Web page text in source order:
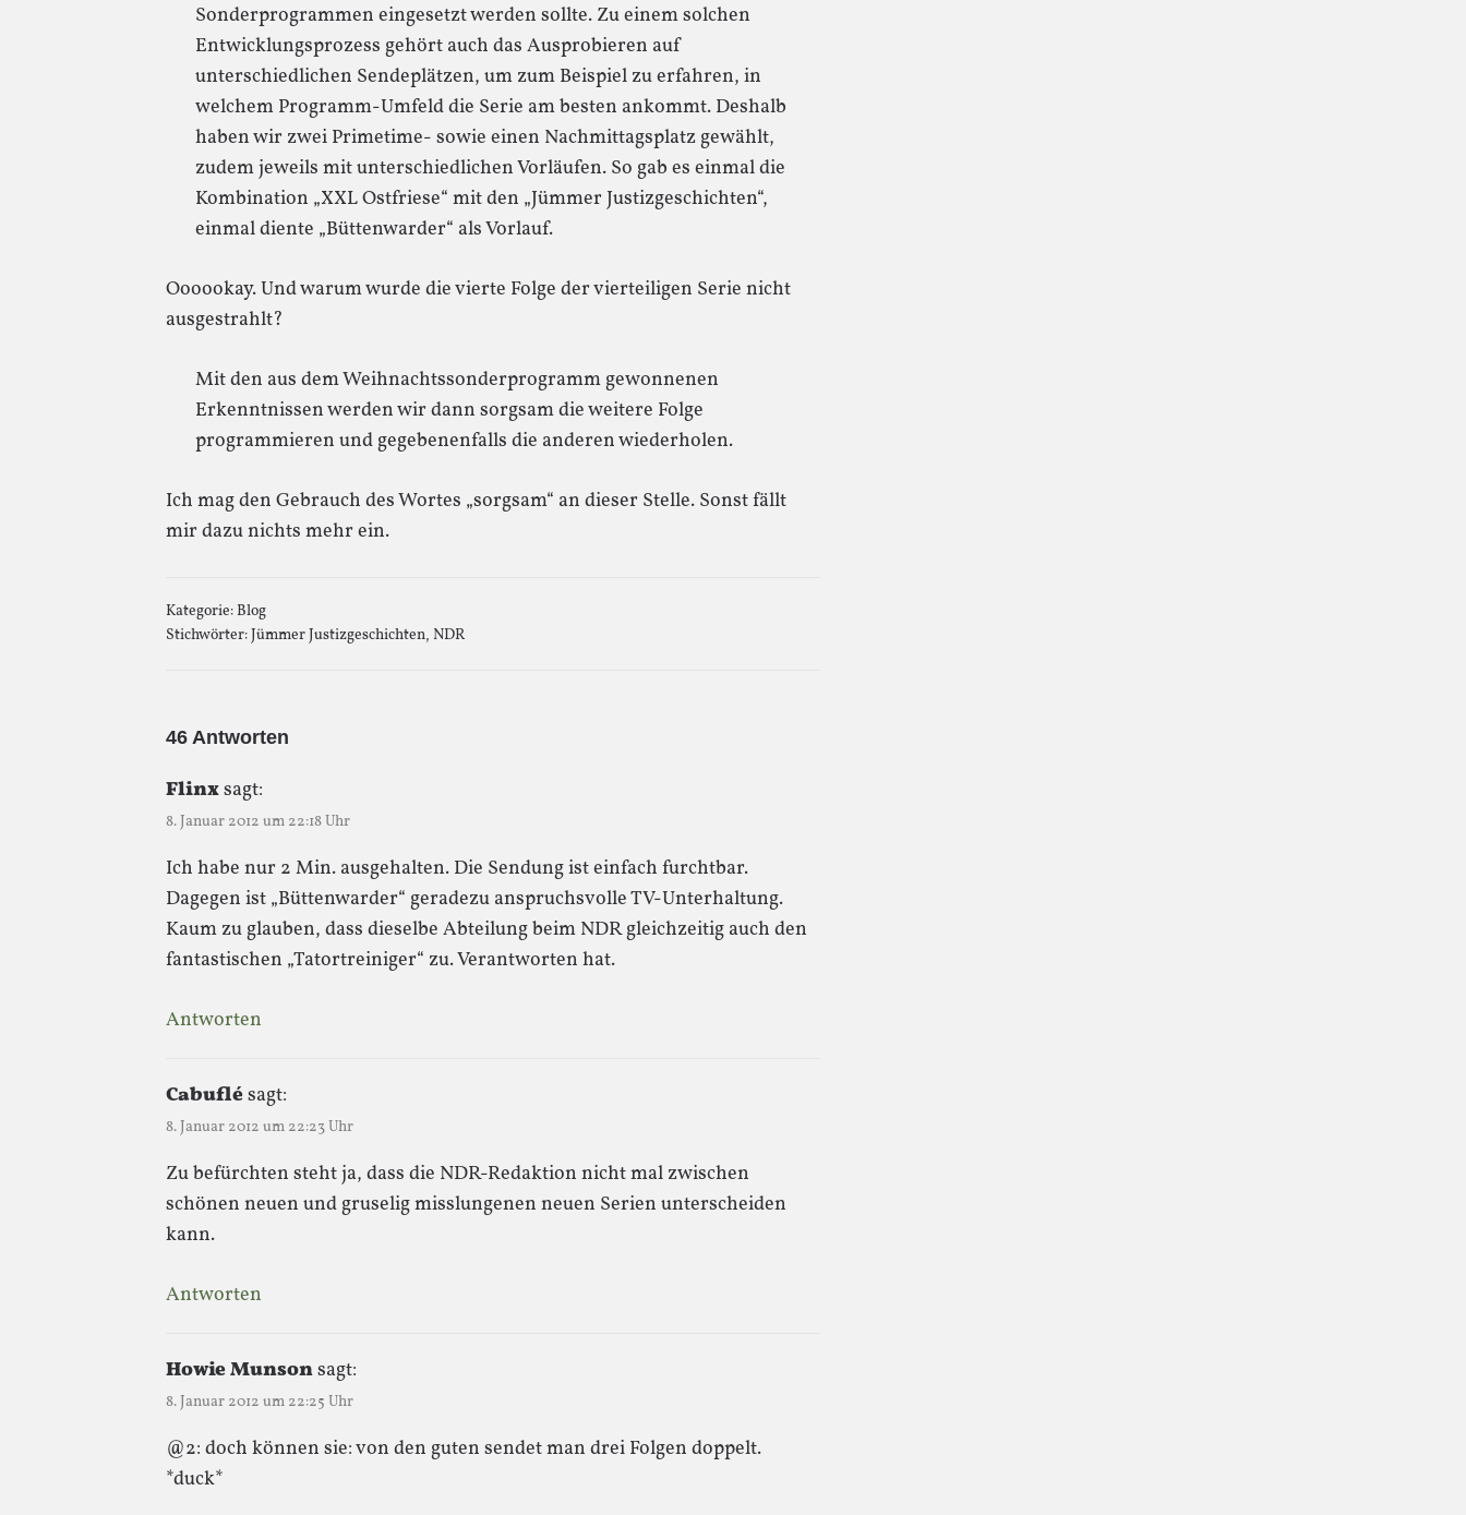
Sonderprogrammen eingesetzt werden sollte. Zu einem solchen
Entwicklungsprozess gehört auch das Ausprobieren auf
unterschiedlichen Sendeplätzen, um zum Beispiel zu erfahren, in
welchem Programm-Umfeld die Serie am besten ankommt. Deshalb
haben wir zwei Primetime- sowie einen Nachmittagsplatz gewählt,
zudem jeweils mit unterschiedlichen Vorläufen. So gab es einmal die
Kombination „XXL Ostfriese“ mit den „Jümmer Justizgeschichten“,
einmal diente „Büttenwarder“ als Vorlauf.
Oooookay. Und warum wurde die vierte Folge der vierteiligen Serie nicht
ausgestrahlt?
Mit den aus dem Weihnachtssonderprogramm gewonnenen
Erkenntnissen werden wir dann sorgsam die weitere Folge
programmieren und gegebenenfalls die anderen wiederholen.
Ich mag den Gebrauch des Wortes „sorgsam“ an dieser Stelle. Sonst fällt
mir dazu nichts mehr ein.
Kategorie:Blog
Stichwörter:Jümmer Justizgeschichten, NDR
46 Antworten
Flinxsagt:
8. Januar 2012 um 22:18 Uhr
Ich habe nur 2 Min. ausgehalten. Die Sendung ist einfach furchtbar.
Dagegen ist „Büttenwarder“ geradezu anspruchsvolle TV-Unterhaltung.
Kaum zu glauben, dass dieselbe Abteilung beim NDR gleichzeitig auch den
fantastischen „Tatortreiniger“ zu. Verantworten hat.
Antworten
Cabuflésagt:
8. Januar 2012 um 22:23 Uhr
Zu befürchten steht ja, dass die NDR-Redaktion nicht mal zwischen
schönen neuen und gruselig misslungenen neuen Serien unterscheiden
kann.
Antworten
Howie Munsonsagt:
8. Januar 2012 um 22:25 Uhr
@2: doch können sie: von den guten sendet man drei Folgen doppelt.
*duck*